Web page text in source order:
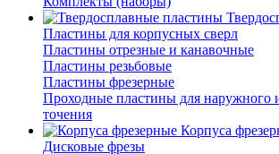
Пластины для корпусных сверл
Пластины отрезные и канавочные
Пластины резьбовые
Пластины фрезерные
Проходные пластины для наружного
точения
Корпуса
Дисковые фрезы